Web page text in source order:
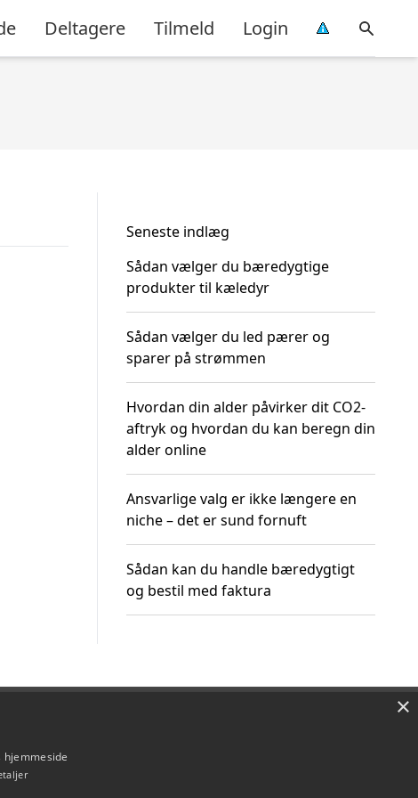
Deltagere Tilmeld Login
Seneste indlæg
Sådan vælger du bæredygtige
produkter til kæledyr
Sådan vælger du led pærer og
sparer på strømmen
Hvordan din alder påvirker dit CO2-
aftryk og hvordan du kan beregn din
alder online
Ansvarlige valg er ikke længere en
niche – det er sund fornuft
Sådan kan du handle bæredygtigt
og bestil med faktura
×